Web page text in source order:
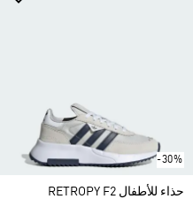
-30%
حذاء للأطفال RETROPY F2